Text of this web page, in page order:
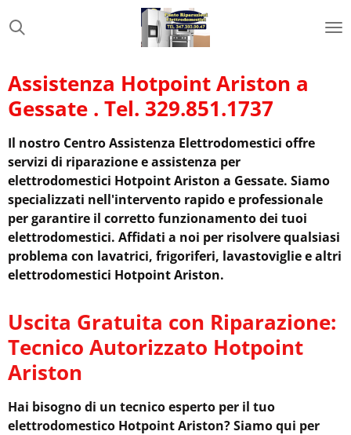
al
principale
Assistenza Hotpoint Ariston a
Gessate . Tel. 329.851.1737
Il nostro Centro Assistenza Elettrodomestici offre
servizi di riparazione e assistenza per
elettrodomestici Hotpoint Ariston a Gessate. Siamo
specializzati nell'intervento rapido e professionale
per garantire il corretto funzionamento dei tuoi
elettrodomestici. Affidati a noi per risolvere qualsiasi
problema con lavatrici, frigoriferi, lavastoviglie e altri
elettrodomestici Hotpoint Ariston.
Uscita Gratuita con Riparazione:
Tecnico Autorizzato Hotpoint
Ariston
Hai bisogno di un tecnico esperto per il tuo
elettrodomestico Hotpoint Ariston? Siamo qui per